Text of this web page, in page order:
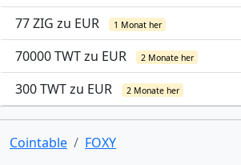
77 ZIG zu EUR 1 Monat her
70000 TWT zu EUR 2 Monate her
300 TWT zu EUR 2 Monate her
Cointable FOXY